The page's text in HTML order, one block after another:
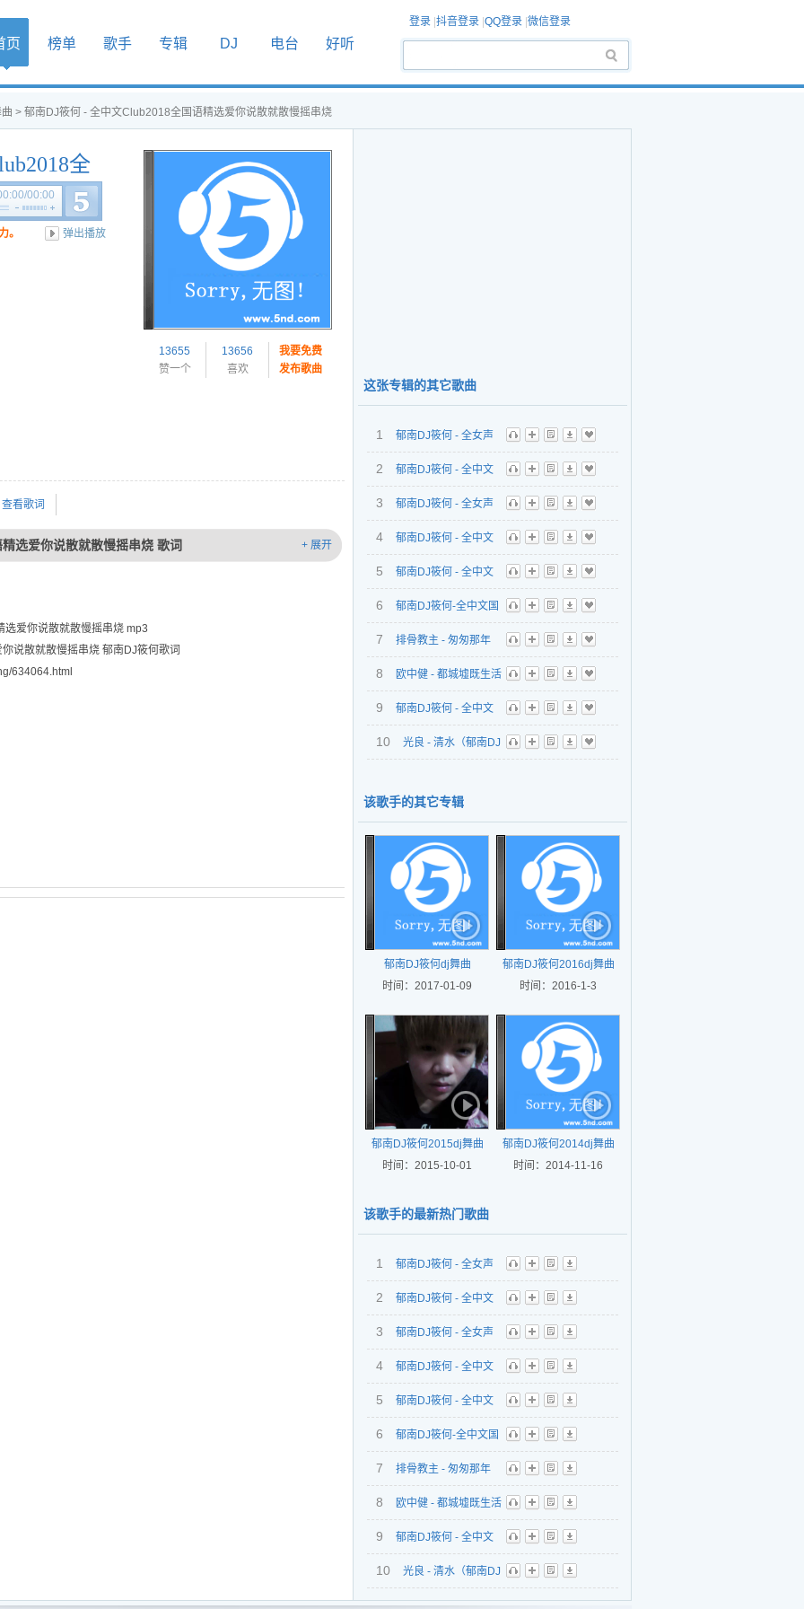
页 榜单 歌手 专辑 DJ 电台 好听
登录 抖音登录 QQ登录 微信登录
> 郁南DJ筱何 - 全中文Club2018全国语精选爱你说散就散慢摇串烧
全
慢摇串烧
/00:00
。 弹出播放
13655
赞一个
13656
喜欢
我要免费
发布歌曲
查看歌词
选爱你说散就散慢摇串烧 歌词 + 展开
爱你说散就散慢摇串烧 mp3
说散就散慢摇串烧 郁南DJ筱何歌词
634064.html
这张专辑的其它歌曲
1 郁南DJ筱何 - 全女声
中文2018精选9420讲真的
带你去旅行慢摇串烧
听 播 歌 下 收
2 郁南DJ筱何 - 全中文
国语
ElectroMelbourne2018平
凡之路空空如也慢摇串烧
听 播 歌 下 收
3 郁南DJ筱何 - 全女声
中文ElectroMelbourne
2018精选BINGBIAN病变
动感慢摇串烧
听 播 歌 下 收
4 郁南DJ筱何 - 全中文
Club精选国粤语2018让你
体面广东爱情故事慢摇串
烧
听 播 歌 下 收
5 郁南DJ筱何 - 全中文
Club2018全国语精选爱你
说散就散慢摇串烧
听 播 歌 下 收
6 郁南DJ筱何-全中文国
粤语Club音乐2018精选男
女喜爱慢摇串烧
听 播 歌 下 收
7 排骨教主 - 匆匆那年
（郁南DJ筱何
2017remix）
听 播 歌 下 收
8 欧中健 - 都城墟既生活
（郁南DJ筱何
2017Remix）
听 播 歌 下 收
9 郁南DJ筱何 - 全中文
2017精选演员
摇串烧
听 播 歌 下 收
10 光良 - 清水（郁南DJ
听 播 歌 下 收
该歌手的其它专辑
郁南DJ筱何dj舞曲
时间：2017-01-09
郁南DJ筱何2016dj舞曲
时间：2016-1-3
郁南DJ筱何2015dj舞曲
时间：2015-10-01
郁南DJ筱何2014dj舞曲
时间：2014-11-16
该歌手的最新热门歌曲
1 郁南DJ筱何 - 全女声
中文2018精选9420讲真的
带你去旅行慢摇串烧
听 播 歌 下
2 郁南DJ筱何 - 全中文
国语
ElectroMelbourne2018平
凡之路空空如也慢摇串烧
听 播 歌 下
3 郁南DJ筱何 - 全女声
中文ElectroMelbourne
2018精选BINGBIAN病变
动感慢摇串烧
听 播 歌 下
4 郁南DJ筱何 - 全中文
Club精选国粤语2018让你
体面广东爱情故事慢摇串
烧
听 播 歌 下
5 郁南DJ筱何 - 全中文
Club2018全国语精选爱你
说散就散慢摇串烧
听 播 歌 下
6 郁南DJ筱何-全中文国
粤语Club音乐2018精选男
女喜爱慢摇串烧
听 播 歌 下
7 排骨教主 - 匆匆那年
（郁南DJ筱何
2017remix）
听 播 歌 下
8 欧中健 - 都城墟既生活
（郁南DJ筱何
2017Remix）
听 播 歌 下
9 郁南DJ筱何 - 全中文
2017精选演员
ElectroHouse音乐国语慢
听 播 歌 下
10 光良 - 清水（郁南DJ
筱何2017Remix）
听 播 歌 下